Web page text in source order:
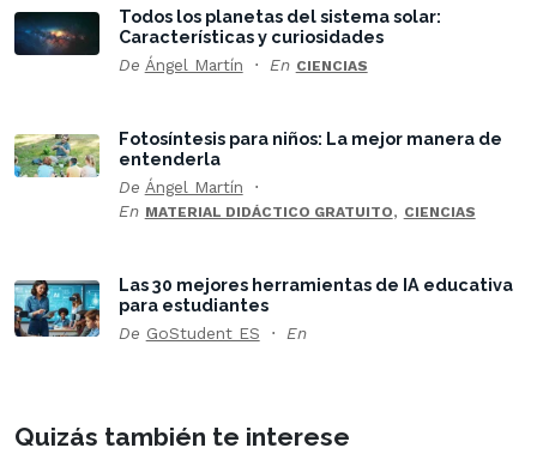
Todos los planetas del sistema solar:
Características y curiosidades
De Ángel Martín En CIENCIAS
Fotosíntesis para niños: La mejor manera de
entenderla
De Ángel Martín
En MATERIAL DIDÁCTICO GRATUITO, CIENCIAS
Las 30 mejores herramientas de IA educativa
para estudiantes
De GoStudent ES En
Quizás también te interese